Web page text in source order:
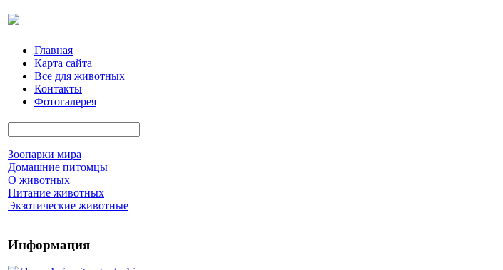
Главная
Карта сайта
Все для животных
Контакты
Фотогалерея
Зоопарки мира
Домашние питомцы
О животных
Питание животных
Экзотические животные
Информация